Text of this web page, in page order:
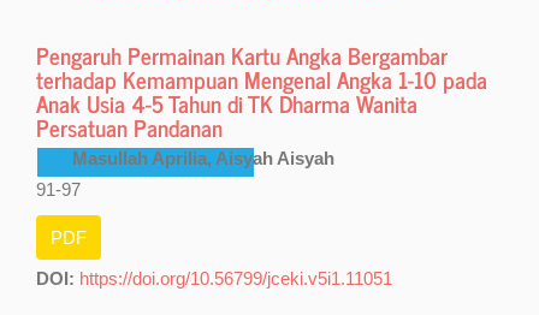
Pengaruh Permainan Kartu Angka Bergambar
terhadap Kemampuan Mengenal Angka 1-10 pada
Anak Usia 4-5 Tahun di TK Dharma Wanita
Persatuan Pandanan
Masullah Aprilia, Aisyah Aisyah
91-97
PDF
DOI: https://doi.org/10.56799/jceki.v5i1.11051